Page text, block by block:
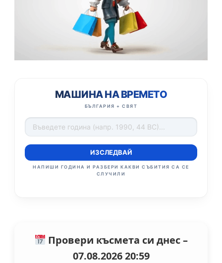
МАШИНА НА ВРЕМЕТО
БЪЛГАРИЯ + СВЯТ
ИЗСЛЕДВАЙ
НАПИШИ ГОДИНА И РАЗБЕРИ КАКВИ СЪБИТИЯ СА СЕ
СЛУЧИЛИ
Провери късмета си днес –
07.08.2026 20:59